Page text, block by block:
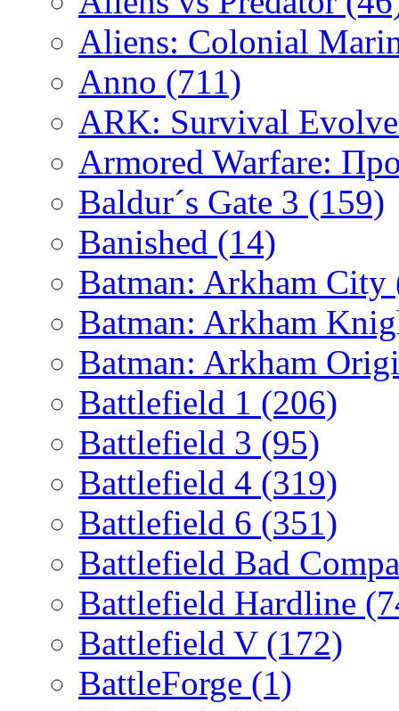
Aliens: Colonial
Anno (711)
ARK: Survival
Armored Warfare:
Baldur´s Gate 3 (159)
Banished (14)
Batman: Arkham City
Batman: Arkham
Batman: Arkham
Battlefield 1 (206)
Battlefield 3 (95)
Battlefield 4 (319)
Battlefield 6 (351)
Battlefield Bad
Battlefield Hardline
Battlefield V (172)
BattleForge (1)